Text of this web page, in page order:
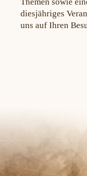
diesjähriges
uns auf Ihren